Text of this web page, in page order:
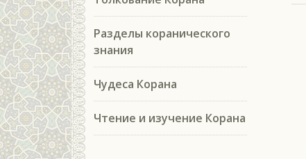
Разделы коранического
знания
Чудеса Корана
Чтение и изучение Корана